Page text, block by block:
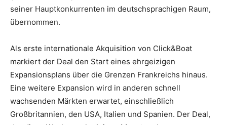
seiner Hauptkonkurrenten im deutschsprachigen Raum,
übernommen.
Als erste internationale Akquisition von Click&Boat
markiert der Deal den Start eines ehrgeizigen
Expansionsplans über die Grenzen Frankreichs hinaus.
Eine weitere Expansion wird in anderen schnell
wachsenden Märkten erwartet, einschließlich
Großbritannien, den USA, Italien und Spanien. Der Deal,